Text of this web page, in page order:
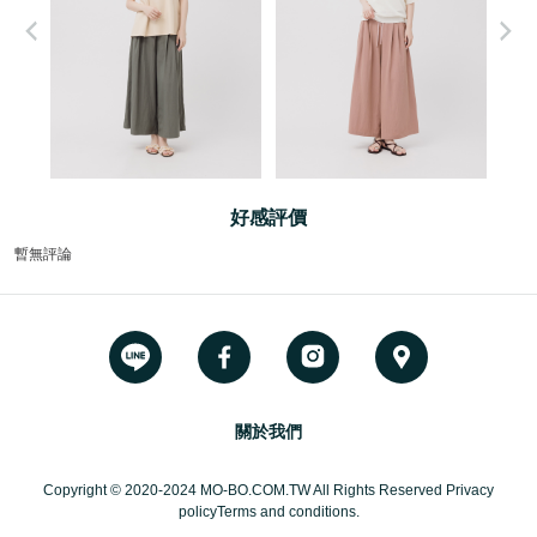
好感評價
暫無評論
關於我們
Copyright © 2020-2024 MO-BO.COM.TW All Rights Reserved Privacy
policyTerms and conditions.